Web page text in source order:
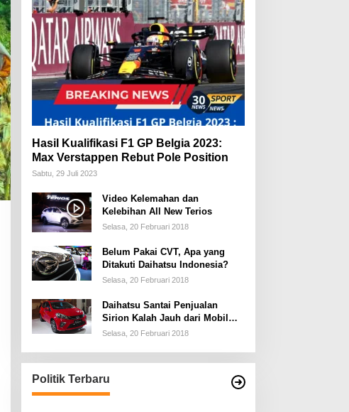
Hasil Kualifikasi F1 GP Belgia 2023:
Max Verstappen Rebut Pole Position
Sabtu, 29 Juli 2023
Video Kelemahan dan
Kelebihan All New Terios
Selasa, 20 Februari 2018
Belum Pakai CVT, Apa yang
Ditakuti Daihatsu Indonesia?
Selasa, 20 Februari 2018
Daihatsu Santai Penjualan
Sirion Kalah Jauh dari Mobil
LCGC
Selasa, 20 Februari 2018
Politik Terbaru